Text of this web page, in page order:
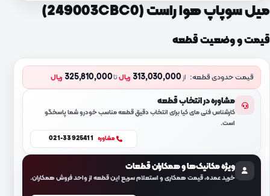
میل سوپاپ هوا راست (249003CBC0)
قیمت و وضعیت قطعه
قیمت حدودی قطعه: از313,030,000 ریالتا325,810,000 ریال
مشاوره در انتخاب قطعه
کارشناس فنی مای کیا برای انتخاب دقیق قطعه مناسب خودرو شما پاسخگو
است.
مشاوره 021-33925411
ویژه مکانیک‌ها و همکاران قطعات
خرید عمده، قیمت همکاری و استعلام سریع این قطعه از واحد فروش همکاران.